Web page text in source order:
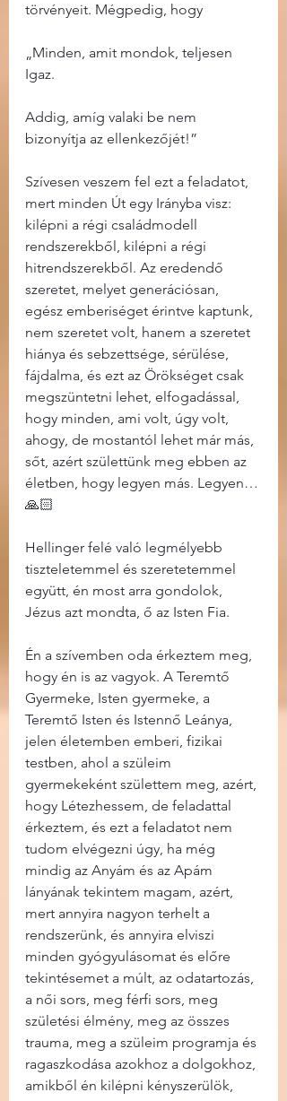
törvényeit. Mégpedig, hogy
„Minden, amit mondok, teljesen
Igaz.
Addig, amíg valaki be nem
bizonyítja az ellenkezőjét!”
Szívesen veszem fel ezt a feladatot,
mert minden Út egy Irányba visz:
kilépni a régi családmodell
rendszerekből, kilépni a régi
hitrendszerekből. Az eredendő
szeretet, melyet generációsan,
egész emberiséget érintve kaptunk,
nem szeretet volt, hanem a szeretet
hiánya és sebzettsége, sérülése,
fájdalma, és ezt az Örökséget csak
megszüntetni lehet, elfogadással,
hogy minden, ami volt, úgy volt,
ahogy, de mostantól lehet már más,
sőt, azért születtünk meg ebben az
életben, hogy legyen más. Legyen…
🙏🏻
Hellinger felé való legmélyebb
tiszteletemmel és szeretetemmel
együtt, én most arra gondolok,
Jézus azt mondta, ő az Isten Fia.
Én a szívemben oda érkeztem meg,
hogy én is az vagyok. A Teremtő
Gyermeke, Isten gyermeke, a
Teremtő Isten és Istennő Leánya,
jelen életemben emberi, fizikai
testben, ahol a szüleim
gyermekeként születtem meg, azért,
hogy Létezhessem, de feladattal
érkeztem, és ezt a feladatot nem
tudom elvégezni úgy, ha még
mindig az Anyám és az Apám
lányának tekintem magam, azért,
mert annyira nagyon terhelt a
rendszerünk, és annyira elviszi
minden gyógyulásomat és előre
tekintésemet a múlt, az odatartozás,
a női sors, meg férfi sors, meg
születési élmény, meg az összes
trauma, meg a szüleim programja és
ragaszkodása azokhoz a dolgokhoz,
amikből én kilépni kényszerülök,